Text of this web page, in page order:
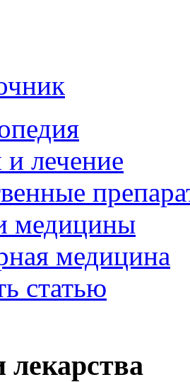
и лечение
медицины
медицина
статью
лекарства